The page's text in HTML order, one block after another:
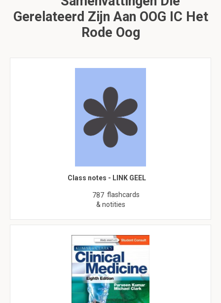
Gerelateerd Zijn Aan OOG IC Het
Rode Oog
Class notes - LINK GEEL
787 flashcards
& notities